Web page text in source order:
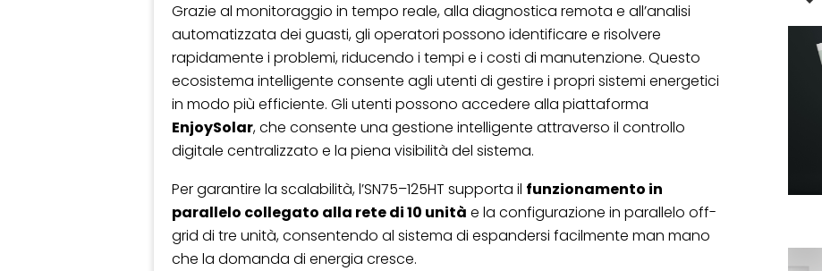
Grazie al monitoraggio in tempo reale, alla diagnostica remota e all’analisi
automatizzata dei guasti, gli operatori possono identificare e risolvere
rapidamente i problemi, riducendo i tempi e i costi di manutenzione. Questo
ecosistema intelligente consente agli utenti di gestire i propri sistemi energetici
in modo più efficiente. Gli utenti possono accedere alla piattaforma
EnjoySolar, che consente una gestione intelligente attraverso il controllo
digitale centralizzato e la piena visibilità del sistema.
Per garantire la scalabilità, l’SN75–125HT supporta il funzionamento in
parallelo collegato alla rete di 10 unità e la configurazione in parallelo off-
grid di tre unità, consentendo al sistema di espandersi facilmente man mano
che la domanda di energia cresce.